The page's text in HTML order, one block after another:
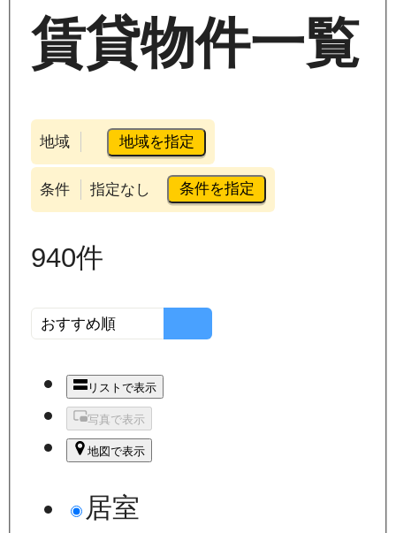
賃貸物件一覧
地域 地域を指定
条件 指定なし 条件を指定
940件
リストで表示
写真で表示
地図で表示
居室